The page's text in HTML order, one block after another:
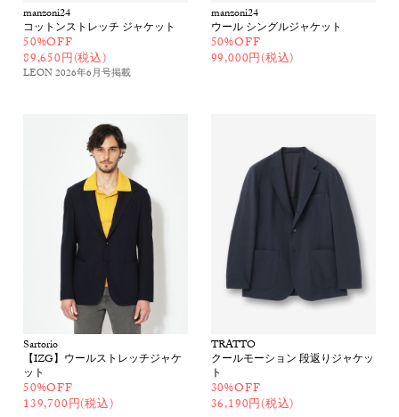
manzoni24
コットンストレッチ ジャケット
50%OFF
89,650円(税込)
LEON 2026年6月号掲載
manzoni24
ウール シングルジャケット
50%OFF
99,000円(税込)
Sartorio
【IZG】ウールストレッチジャケ
ット
50%OFF
139,700円(税込)
TRATTO
クールモーション 段返りジャケッ
ト
30%OFF
36,190円(税込)